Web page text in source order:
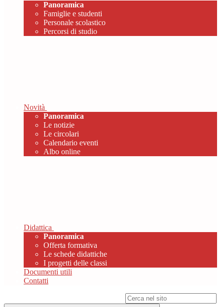
Panoramica
Famiglie e studenti
Personale scolastico
Percorsi di studio
Novità
Panoramica
Le notizie
Le circolari
Calendario eventi
Albo online
Didattica
Panoramica
Offerta formativa
Le schede didattiche
I progetti delle classi
Documenti utili
Contatti